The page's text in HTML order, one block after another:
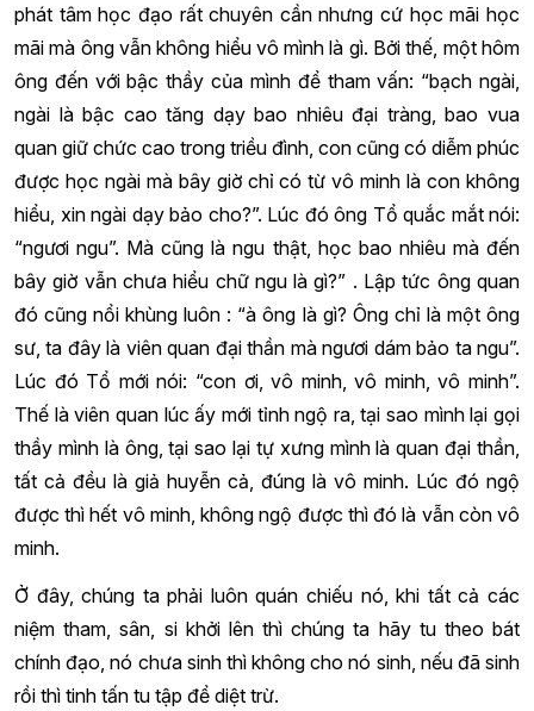
phát tâm học đạo rất chuyên cần nhưng cứ học mãi học
mãi mà ông vẫn không hiểu vô mình là gì. Bởi thế, một hôm
ông đến với bậc thầy của mình để tham vấn: “bạch ngài,
ngài là bậc cao tăng dạy bao nhiêu đại tràng, bao vua
quan giữ chức cao trong triều đình, con cũng có diễm phúc
được học ngài mà bây giờ chỉ có từ vô minh là con không
hiểu, xin ngài dạy bảo cho?”. Lúc đó ông Tổ quắc mắt nói:
“ngươi ngu”. Mà cũng là ngu thật, học bao nhiêu mà đến
bây giờ vẫn chưa hiểu chữ ngu là gì?” . Lập tức ông quan
đó cũng nổi khùng luôn : “à ông là gì? Ông chỉ là một ông
sư, ta đây là viên quan đại thần mà ngươi dám bảo ta ngu”.
Lúc đó Tổ mới nói: “con ơi, vô minh, vô minh, vô minh”.
Thế là viên quan lúc ấy mới tỉnh ngộ ra, tại sao mình lại gọi
thầy mình là ông, tại sao lại tự xưng mình là quan đại thần,
tất cả đều là giả huyễn cả, đúng là vô minh. Lúc đó ngộ
được thì hết vô minh, không ngộ được thì đó là vẫn còn vô
minh.
Ở đây, chúng ta phải luôn quán chiếu nó, khi tất cả các
niệm tham, sân, si khởi lên thì chúng ta hãy tu theo bát
chính đạo, nó chưa sinh thì không cho nó sinh, nếu đã sinh
rồi thì tinh tấn tu tập để diệt trừ.